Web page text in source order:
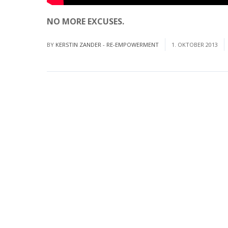
NO MORE EXCUSES.
BY KERSTIN ZANDER - RE-EMPOWERMENT 1. OKTOBER 2013